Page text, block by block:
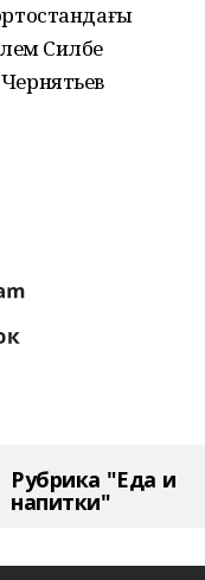
Силәбе
Рубрика "Еда и
напитки"